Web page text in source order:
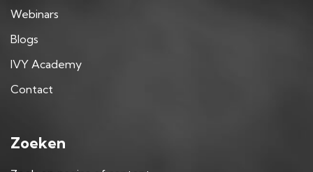
Webinars
Blogs
IVY Academy
Contact
Zoeken